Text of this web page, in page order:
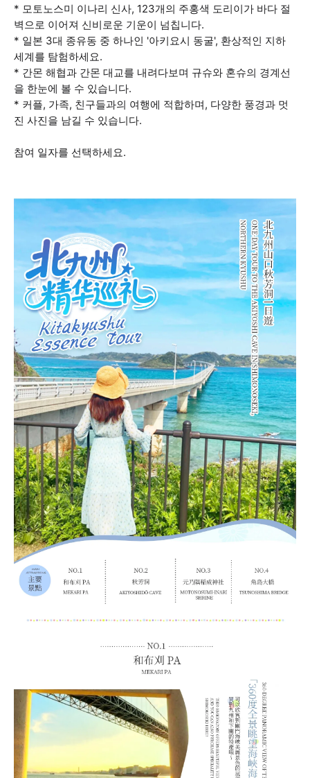
* 모토노스미 이나리 신사, 123개의 주홍색 도리이가 바다 절
벽으로 이어져 신비로운 기운이 넘칩니다.
* 일본 3대 종유동 중 하나인 '아키요시 동굴', 환상적인 지하
세계를 탐험하세요.
* 간몬 해협과 간몬 대교를 내려다보며 규슈와 혼슈의 경계선
을 한눈에 볼 수 있습니다.
* 커플, 가족, 친구들과의 여행에 적합하며, 다양한 풍경과 멋
진 사진을 남길 수 있습니다.
참여 일자를 선택하세요.